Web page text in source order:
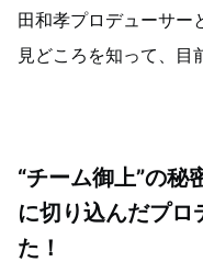
田和孝プロデューサー
見どころを知って、目
“チーム御上”の秘
に切り込んだプロ
た！